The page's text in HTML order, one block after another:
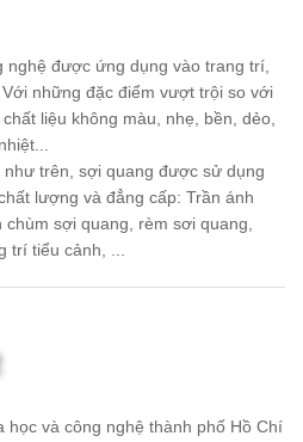
nghệ được ứng dụng vào trang trí,
những đặc điểm vượt trội so với
liệu không màu, nhẹ, bền, dẻo,
trên, sợi quang được sử dụng
lượng và đẳng cấp: Trần ánh
sợi quang, rèm sơi quang,
tiểu cảnh, ...
học và công nghệ thành phố Hồ Chí